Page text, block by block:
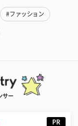
#ファッション
サー
PR